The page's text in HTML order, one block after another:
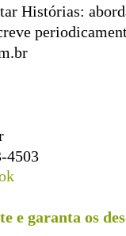
Histórias:
4503
e garanta os